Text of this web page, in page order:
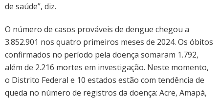
de saúde”, diz.
O número de casos prováveis de dengue chegou a
3.852.901 nos quatro primeiros meses de 2024. Os óbitos
confirmados no período pela doença somaram 1.792,
além de 2.216 mortes em investigação. Neste momento,
o Distrito Federal e 10 estados estão com tendência de
queda no número de registros da doença: Acre, Amapá,